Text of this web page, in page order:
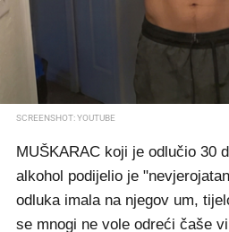
SCREENSHOT: YOUTUBE
MUŠKARAC koji je odlučio 30
alkohol podijelio je
odluka imala na njegov um,
se mnogi ne vole odreći čaše